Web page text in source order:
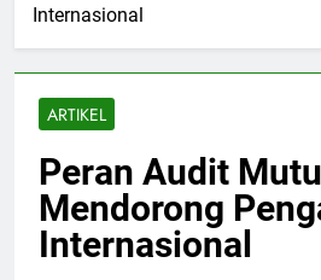
Internasional
ARTIKEL
Peran Audit
Mendorong
Internasional